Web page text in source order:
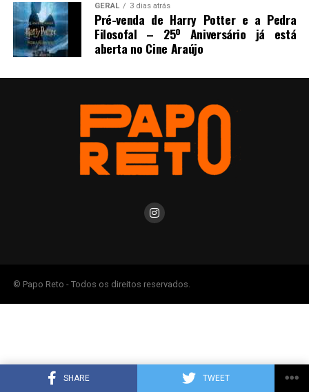
SHARE TWEET
GERAL 3 dias atrás
Pré-venda de Harry Potter e a Pedra
Filosofal – 25º Aniversário já está
aberta no Cine Araújo
© Papo Reto - Todos os direitos reservados.